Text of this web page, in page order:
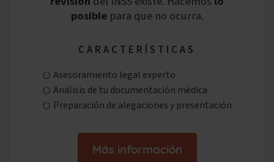
posiblepara que no ocurra.
CARACTERÍSTICAS
Asesoramiento legal experto
Análisis de tu documentación médica
Preparación de alegaciones y presentación
Más información